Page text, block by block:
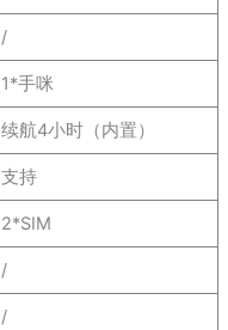
/
1*手咪
续航4小时（内置）
支持
2*SIM
/
/